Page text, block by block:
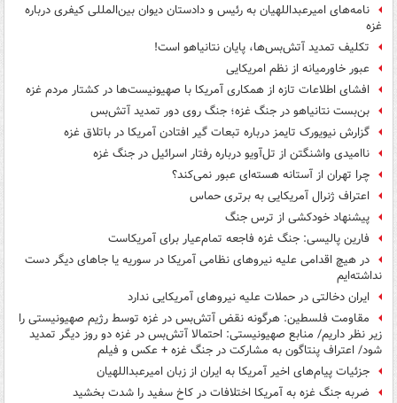
نامه‌های امیرعبداللهیان به رئیس و دادستان دیوان بین‌المللی کیفری درباره
غزه
تکلیف تمدید آتش‌بس‌ها، پایان نتانیاهو است!
عبور خاورمیانه از نظم امریکایی
افشای اطلاعات تازه از همکاری آمریکا با صهیونیست‌ها در کشتار مردم غزه
بن‌بست نتانیاهو در جنگ غزه؛ جنگ روی دور تمدید آتش‌بس
گزارش نیویورک تایمز درباره تبعات گیر افتادن آمریکا در باتلاق غزه
ناامیدی واشنگتن از تل‌آویو درباره رفتار اسرائیل در جنگ غزه
چرا تهران از آستانه هسته‌ای عبور نمی‌کند؟
اعتراف ژنرال آمریکایی به برتری حماس
پیشنهاد خودکشی از ترس جنگ
فارین پالیسی: جنگ غزه فاجعه تمام‌عیار برای آمریکاست
در هیچ اقدامی علیه نیروهای نظامی آمریکا در سوریه یا جاهای دیگر دست
نداشته‌ایم
ایران دخالتی در حملات علیه نیروهای آمریکایی ندارد
مقاومت فلسطین: هرگونه نقض آتش‌بس در غزه توسط رژیم صهیونیستی را
زیر نظر داریم/ منابع صهیونیستی: احتمالا آتش‌بس در غزه دو روز دیگر تمدید
شود/ اعتراف پنتاگون به مشارکت در جنگ غزه + عکس و فیلم
جزئیات پیام‌های اخیر آمریکا به ایران از زبان امیرعبداللهیان
ضربه جنگ غزه به آمریکا اختلافات در کاخ سفید را شدت بخشید